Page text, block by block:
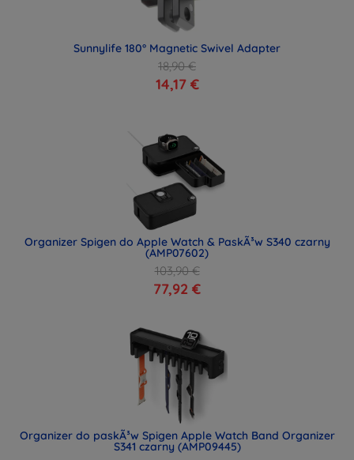
Sunnylife 180° Magnetic Swivel Adapter
18,90 €
14,17 €
Organizer Spigen do Apple Watch & PaskÃ³w S340 czarny
(AMP07602)
103,90 €
77,92 €
Organizer do paskÃ³w Spigen Apple Watch Band Organizer
S341 czarny (AMP09445)